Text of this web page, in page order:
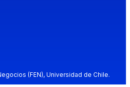
(FEN), Universidad de Chile.